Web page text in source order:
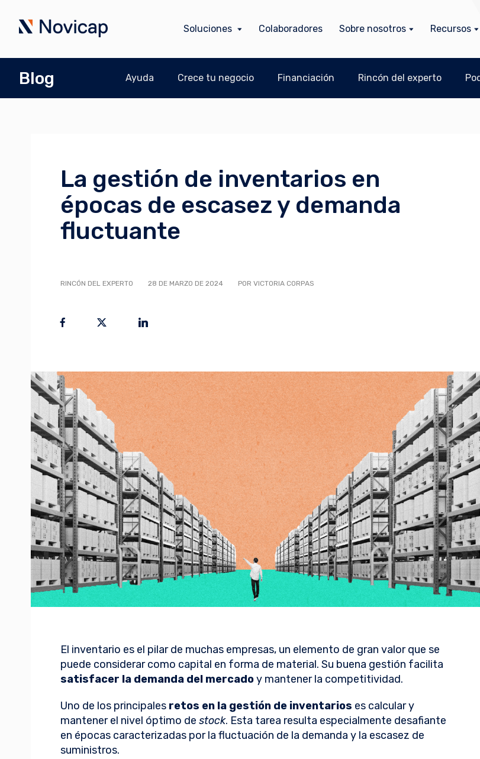
Soluciones Colaboradores Sobre nosotros Recursos
Blog Ayuda Crece tu negocio Financiación Rincón del experto
La gestión de inventarios en
épocas de escasez y demanda
fluctuante
RINCÓN DEL EXPERTO 28 DE MARZO DE 2024 POR VICTORIA CORPAS
El inventario es el pilar de muchas empresas, un elemento de gran valor que se
puede considerar como capital en forma de material. Su buena gestión facilita
satisfacer la demanda del mercadoy mantener la competitividad.
Uno de los principales retos en la gestión de inventarios es calcular y
mantener el nivel óptimo de stock. Esta tarea resulta especialmente desafiante
en épocas caracterizadas por la fluctuación de la demanda y la escasez de
suministros.